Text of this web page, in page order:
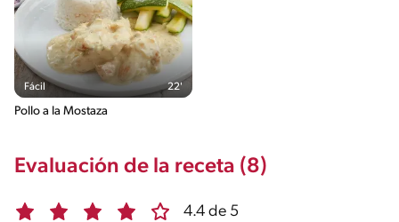
Fácil 22'
Pollo a la Mostaza
Evaluación de la receta (8)
4.4 de 5